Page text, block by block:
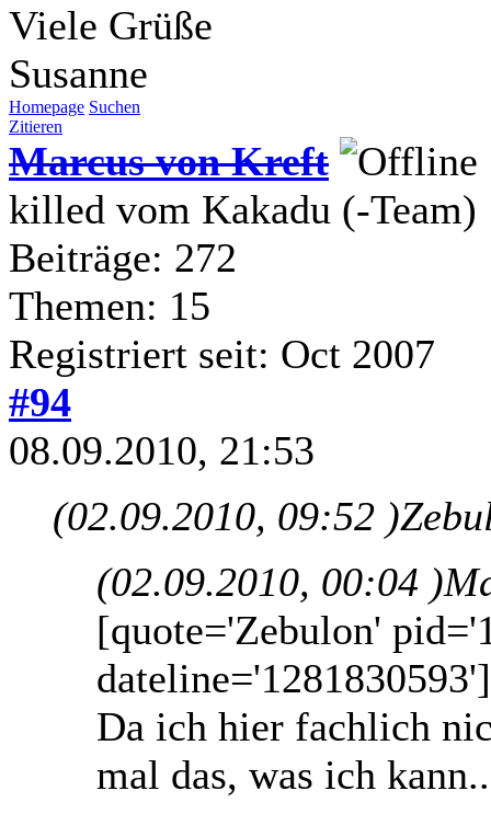
Viele Grüße
Susanne
Homepage Suchen
Zitieren
Marcus von Kreft
killed vom Kakadu (-Team)
Beiträge: 272
Themen: 15
Registriert seit: Oct 2007
#94
08.09.2010, 21:53
(02.09.2010, 09:52 )
(02.09.2010, 00:04 )
[quote='Zebulon'
dateline='1281830593']
Da ich hier fachlich
mal das, was ich